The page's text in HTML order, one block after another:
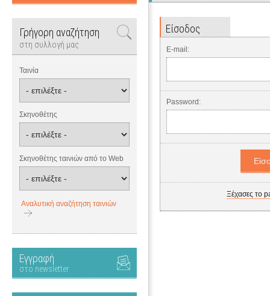
Γρήγορη αναζήτηση
στη συλλογή μας
Ταινία
Σκηνοθέτης
Σκηνοθέτης ταινιών από το Web
Αναλυτική αναζήτηση ταινιών
Εγγραφή
στο newsletter
Είσοδος
E-mail:
Password:
Ξέχασες το